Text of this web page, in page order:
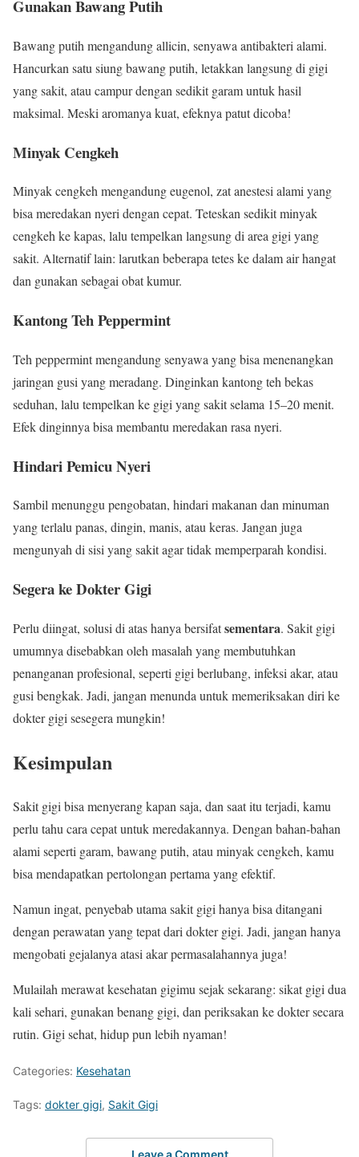
Gunakan Bawang Putih
Bawang putih mengandung allicin, senyawa antibakteri alami.
Hancurkan satu siung bawang putih, letakkan langsung di gigi
yang sakit, atau campur dengan sedikit garam untuk hasil
maksimal. Meski aromanya kuat, efeknya patut dicoba!
Minyak Cengkeh
Minyak cengkeh mengandung eugenol, zat anestesi alami yang
bisa meredakan nyeri dengan cepat. Teteskan sedikit minyak
cengkeh ke kapas, lalu tempelkan langsung di area gigi yang
sakit. Alternatif lain: larutkan beberapa tetes ke dalam air hangat
dan gunakan sebagai obat kumur.
Kantong Teh Peppermint
Teh peppermint mengandung senyawa yang bisa menenangkan
jaringan gusi yang meradang. Dinginkan kantong teh bekas
seduhan, lalu tempelkan ke gigi yang sakit selama 15–20 menit.
Efek dinginnya bisa membantu meredakan rasa nyeri.
Hindari Pemicu Nyeri
Sambil menunggu pengobatan, hindari makanan dan minuman
yang terlalu panas, dingin, manis, atau keras. Jangan juga
mengunyah di sisi yang sakit agar tidak memperparah kondisi.
Segera ke Dokter Gigi
Perlu diingat, solusi di atas hanya bersifatsementara. Sakit gigi
umumnya disebabkan oleh masalah yang membutuhkan
penanganan profesional, seperti gigi berlubang, infeksi akar, atau
gusi bengkak. Jadi, jangan menunda untuk memeriksakan diri ke
dokter gigi sesegera mungkin!
Kesimpulan
Sakit gigi bisa menyerang kapan saja, dan saat itu terjadi, kamu
perlu tahu cara cepat untuk meredakannya. Dengan bahan-bahan
alami seperti garam, bawang putih, atau minyak cengkeh, kamu
bisa mendapatkan pertolongan pertama yang efektif.
Namun ingat, penyebab utama sakit gigi hanya bisa ditangani
dengan perawatan yang tepat dari dokter gigi. Jadi, jangan hanya
mengobati gejalanya atasi akar permasalahannya juga!
Mulailah merawat kesehatan gigimu sejak sekarang: sikat gigi dua
kali sehari, gunakan benang gigi, dan periksakan ke dokter secara
rutin. Gigi sehat, hidup pun lebih nyaman!
Categories: Kesehatan
Tags: dokter gigi, Sakit Gigi